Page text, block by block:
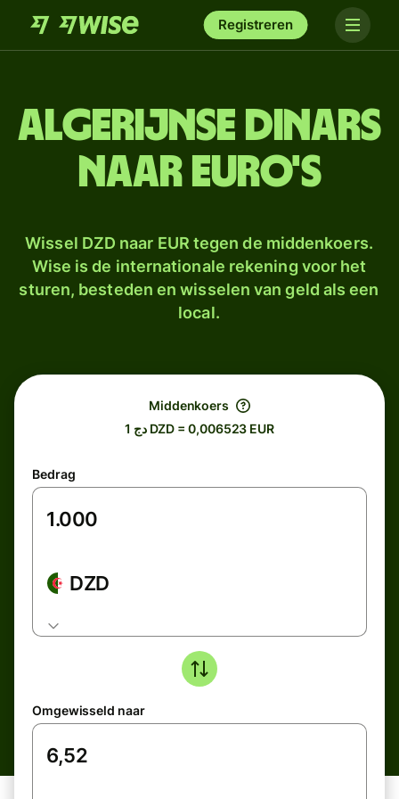
Registreren
Algerijnse dinars
naar euro's
Wissel DZD naar EUR tegen de middenkoers.
Wise is de internationale rekening voor het
sturen, besteden en wisselen van geld als een
local.
Middenkoers
دج 1 DZD = 0,006523 EUR
Bedrag
DZD
Omgewisseld naar